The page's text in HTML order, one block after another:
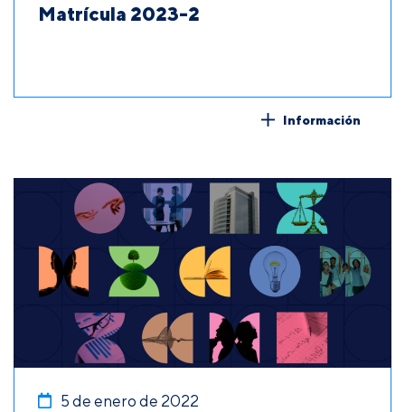
Matrícula 2023-2
Información
5 de enero de 2022